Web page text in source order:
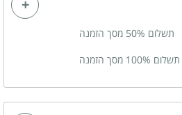
תשלום 50% מסך הזמנה
תשלום 100% מסך הזמנה